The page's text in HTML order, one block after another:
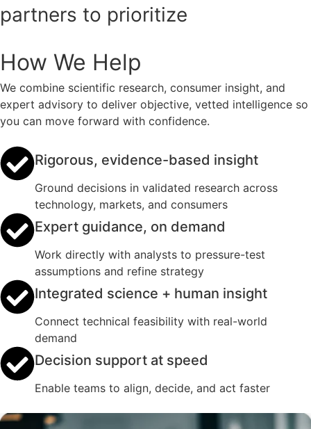
partners to prioritize
How We Help
We combine scientific research, consumer insight, and
expert advisory to deliver objective, vetted intelligence so
you can move forward with confidence.
Rigorous, evidence-based insight
Ground decisions in validated research across
technology, markets, and consumers
Expert guidance, on demand
Work directly with analysts to pressure-test
assumptions and refine strategy
Integrated science + human insight
Connect technical feasibility with real-world
demand
Decision support at speed
Enable teams to align, decide, and act faster